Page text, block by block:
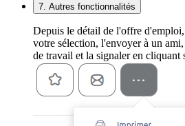
7. Autres fonctionnalités
Depuis le détail de l'offre
votre sélection, l'envoyer à un
de travail et la signaler en cliquant